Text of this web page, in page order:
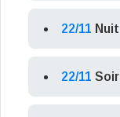
22/11
22/11